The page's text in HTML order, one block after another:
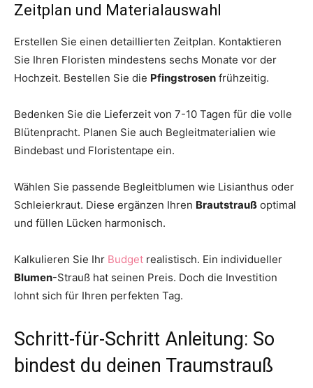
Zeitplan und Materialauswahl
Erstellen Sie einen detaillierten Zeitplan. Kontaktieren
Sie Ihren Floristen mindestens sechs Monate vor der
Hochzeit. Bestellen Sie die Pfingstrosen frühzeitig.
Bedenken Sie die Lieferzeit von 7-10 Tagen für die volle
Blütenpracht. Planen Sie auch Begleitmaterialien wie
Bindebast und Floristentape ein.
Wählen Sie passende Begleitblumen wie Lisianthus oder
Schleierkraut. Diese ergänzen Ihren Brautstrauß optimal
und füllen Lücken harmonisch.
Kalkulieren Sie Ihr Budget realistisch. Ein individueller
Blumen-Strauß hat seinen Preis. Doch die Investition
lohnt sich für Ihren perfekten Tag.
Schritt-für-Schritt Anleitung: So
bindest du deinen Traumstrauß